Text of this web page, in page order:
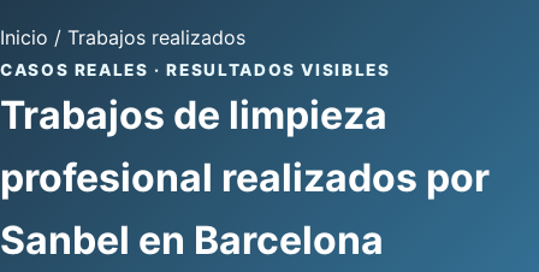
Inicio / Trabajos realizados
CASOS REALES · RESULTADOS VISIBLES
Trabajos de limpieza
profesional realizados por
Sanbel en Barcelona